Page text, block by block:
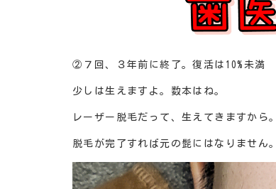
②７回、３年前に終了。復活は10%未満
少しは生えますよ。数本はね。
レーザー脱毛だって、生えてきますから。
脱毛が完了すれば元の髭にはなりません。